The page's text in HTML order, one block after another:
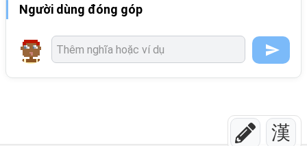
漢
Người dùng đóng góp